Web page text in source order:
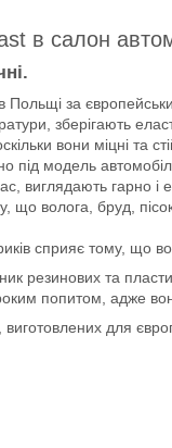
в салон
за
зберігають
вони міцні та
під модель
виглядають гарно і
волога, бруд,
сприяє тому, що
резинових та
попитом, адже вони
виготовлених для